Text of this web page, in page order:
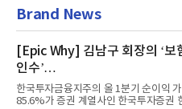
Brand News
[Epic Why] 김남구 회장의 ‘보
인수’
발걸음이 신중해진 배경은?
한국투자금융지주의 올 1분기 순이익 가
85.6%가 증권 계열사인 한국투자증권